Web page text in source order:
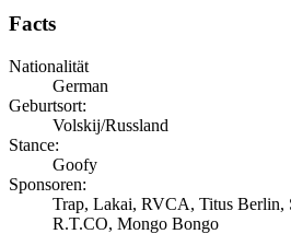
Facts
Nationalität
German
Geburtsort:
Volskij/Russland
Stance:
Goofy
Sponsoren:
Trap, Lakai, RVCA, Titus Berlin,
R.T.CO, Mongo Bongo